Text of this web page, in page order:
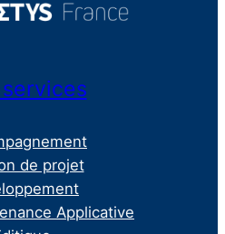
de projet
Applicative